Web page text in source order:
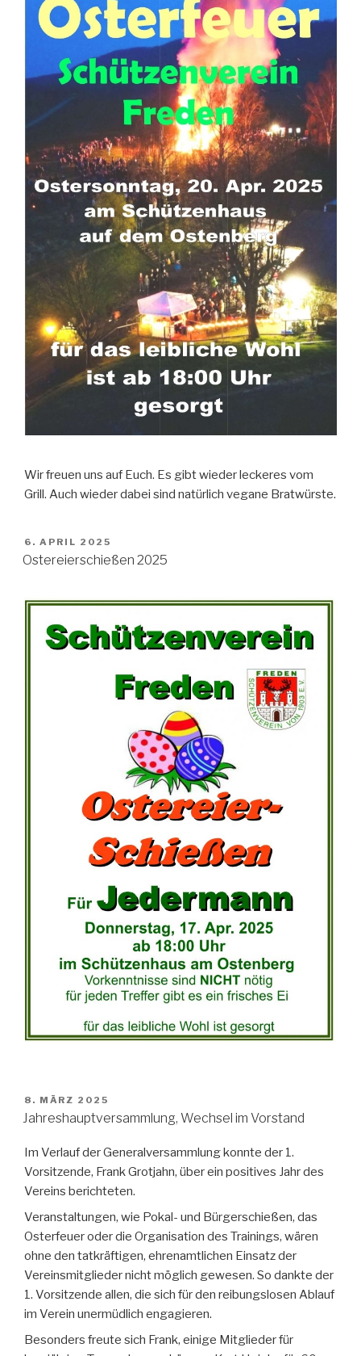
Wir freuen uns auf Euch. Es gibt wieder leckeres vom
Grill. Auch wieder dabei sind natürlich vegane Bratwürste.
VERÖFFENTLICHT
AM
6. APRIL 2025
Ostereierschießen 2025
VERÖFFENTLICHT
AM
8. MÄRZ 2025
Jahreshauptversammlung, Wechsel im Vorstand
Im Verlauf der Generalversammlung konnte der 1.
Vorsitzende, Frank Grotjahn, über ein positives Jahr des
Vereins berichteten.
Veranstaltungen, wie Pokal- und Bürgerschießen, das
Osterfeuer oder die Organisation des Trainings, wären
ohne den tatkräftigen, ehrenamtlichen Einsatz der
Vereinsmitglieder nicht möglich gewesen. So dankte der
1. Vorsitzende allen, die sich für den reibungslosen Ablauf
im Verein unermüdlich engagieren.
Besonders freute sich Frank, einige Mitglieder für